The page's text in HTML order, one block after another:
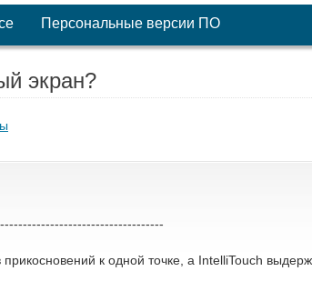
Персональные версии ПО
экран?
к одной точке, а IntelliTouch